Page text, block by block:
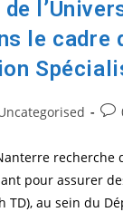
le cadre
recherche
pour assurer
TD), au sein du